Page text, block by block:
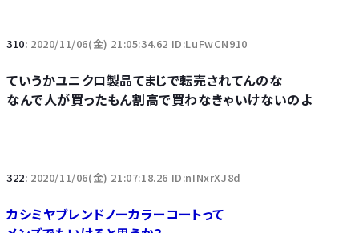
310: 2020/11/06(金) 21:05:34.62 ID:LuFwCN910
ていうかユニクロ製品てまじで転売されてんのな
なんで人が買ったもん割高で買わなきゃいけないのよ
322: 2020/11/06(金) 21:07:18.26 ID:nINxrXJ8d
カシミヤブレンドノーカラーコートって